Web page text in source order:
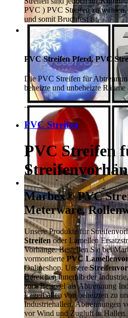
PVC ) PVC Streifen zu
und somit Bruchfest ist.
PVC Streifen Pferd, PVC
Die PVC Streifen für
beheizte und unbeheizte Räume
...
PVC Streifen
PVC Streifen
Marbex® PVC
Meterware,
Unsere Produkte für
Streifenoder Lamellen
Vorhänge. Bestellen Sie bei
vormontiertePVC
Onlineshop. Unsere
Bereichen innerhlb der
zum Beispiel als Abtrennung
Lagerhallen von beheizten zu
Industriehallen, Abtrennungen
vor Wind und Zugluft in Hallen.